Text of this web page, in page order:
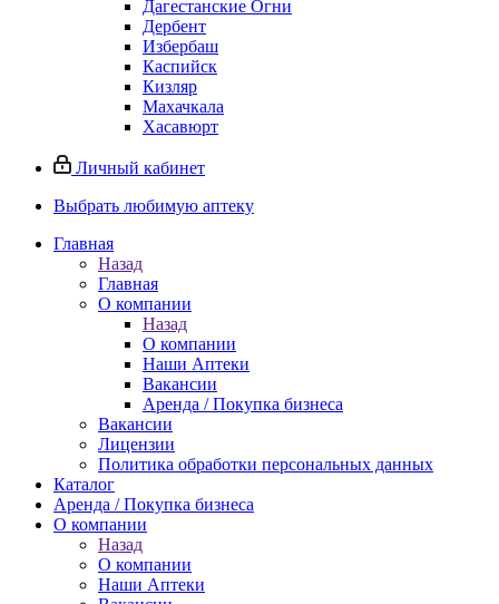
Дагестанские Огни
Дербент
Избербаш
Каспийск
Кизляр
Махачкала
Хасавюрт
Личный кабинет
Выбрать любимую аптеку
Главная
Назад
Главная
О компании
Назад
О компании
Наши Аптеки
Вакансии
Аренда / Покупка бизнеса
Вакансии
Лицензии
Политика обработки персональных данных
Каталог
Аренда / Покупка бизнеса
О компании
Назад
О компании
Наши Аптеки